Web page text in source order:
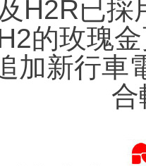
H2R已
的玫瑰
加新行車
合